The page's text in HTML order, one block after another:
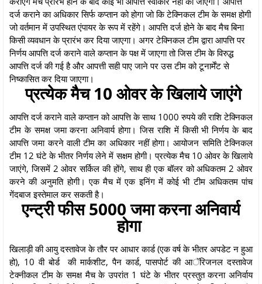
दर्ज कराने का अधिकार सिर्फ कप्तान को होगा जो कि टेक्निकल टीम के समक्ष होगी
जो वर्तमान में उपस्थित एंपायर के रूप में रहेंगे। आपत्ति दर्ज होने के बाद मैच बिना
किसी व्यवधान के प्रारंभ कर दिया जाएगा। अगर टेक्निकल टीम द्वारा आपत्ति पर
निर्णय आपत्ति दर्ज कराने वाले कप्तान के पक्ष में जाएगा तो जिस टीम के विरुद्ध
आपत्ति दर्ज की गई है और आपत्ती सही पाए जाने पर उस टीम को टूनार्मेंट से
निष्कासित कर दिया जाएगा।
प्रत्येक मैच 10 ओवर के खिलाये जाएंगे
आपत्ति दर्ज कराने वाले कप्तान को आपत्ति के साथ 1000 रुपये की राशि टेक्निकल
टीम के समक्ष जमा करना अनिवार्य होगा। जिस राशि में किसी भी निर्णय के बाद
आपत्ति जमा करने वाली टीम का अधिकार नहीं होगा। आयोजन समिति टेक्निकल
टीम 12 घंटे के भीतर निर्णय लेने में सक्षम होगी। प्रत्येक मैच 10 ओवर के खिलाये
जाएंगे, जिसमें 2 ओवर सर्किल की होंगे, साथ ही एक बॉलर को अधिकतम 2 ओवर
करने की अनुमति होगी। एक मैच में एक इनिंग में कोई भी टीम अधिकतम पांच
गेंदबाज इस्तेमाल कर सकती है।
एन्ट्री फीस 5000 जमा करना अनिवार्य
होगा
खिलाड़ी की आयु दस्तावेज के तौर पर आधार कार्ड (एक वर्ष के भीतर अपडेट न हुआ
हो), 10 वी बोर्ड की मार्कशीट, पैन कार्ड, पासपोर्ट की आॅरिजनल दस्तावेज
टेक्नीकल टीम के समक्ष मैच के उपरांत 1 घंटे के भीतर प्रस्तुत करना अनिर्वाय